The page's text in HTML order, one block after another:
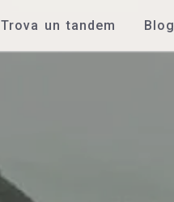
Trova un tandem Blog